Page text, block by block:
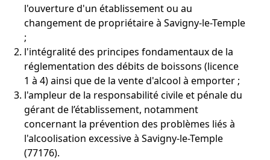
l'ouverture d'un établissement ou au
changement de propriétaire à Savigny-le-Temple
;
l'intégralité des principes fondamentaux de la
réglementation des débits de boissons (licence
1 à 4) ainsi que de la vente d'alcool à emporter ;
l'ampleur de la responsabilité civile et pénale du
gérant de l’établissement, notamment
concernant la prévention des problèmes liés à
l'alcoolisation excessive à Savigny-le-Temple
(77176).